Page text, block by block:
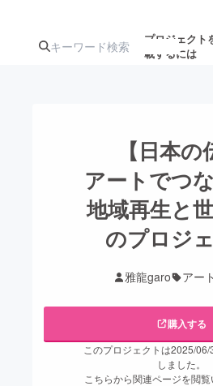
プロジェクト
載するには
注目の新着プロ
ジェクト
ロ
アート・写真
映像・映画
ビジネス・起業
【︎︎日本の
アートでつ
地域再生と
のプロジ
雅龍garo アー
購入する
このプロジェクトは2025/
しました。
こちらから関連ページを閲覧